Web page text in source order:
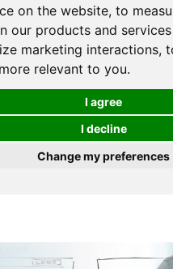
on the website, to
our products and
marketing interactions,
relevant to you.
I agree
I decline
Change my preferences